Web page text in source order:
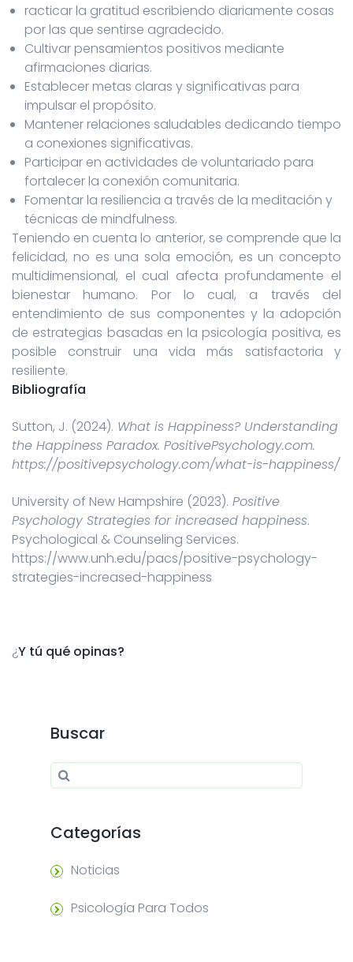
racticar la gratitud escribiendo diariamente cosas
por las que sentirse agradecido.
Cultivar pensamientos positivos mediante
afirmaciones diarias.
Establecer metas claras y significativas para
impulsar el propósito.
Mantener relaciones saludables dedicando tiempo
a conexiones significativas.
Participar en actividades de voluntariado para
fortalecer la conexión comunitaria.
Fomentar la resiliencia a través de la meditación y
técnicas de mindfulness.
Teniendo en cuenta lo anterior, se comprende que la
felicidad, no es una sola emoción, es un concepto
multidimensional, el cual afecta profundamente el
bienestar humano. Por lo cual, a través del
entendimiento de sus componentes y la adopción
de estrategias basadas en la psicología positiva, es
posible construir una vida más satisfactoria y
resiliente.
Bibliografía
Sutton, J. (2024). What is Happiness? Understanding
the Happiness Paradox. PositivePsychology.com.
https://positivepsychology.com/what-is-happiness/
University of New Hampshire (2023). Positive
Psychology Strategies for increased happiness.
Psychological & Counseling Services.
https://www.unh.edu/pacs/positive-psychology-
strategies-increased-happiness
¿Y tú qué opinas?
Buscar
Search for:
Categorías
Noticias
Psicología Para Todos